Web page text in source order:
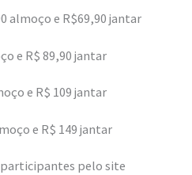
almoço e R$69,90 jantar
e R$ 89,90 jantar
e R$ 109 jantar
e R$ 149 jantar
pelo site